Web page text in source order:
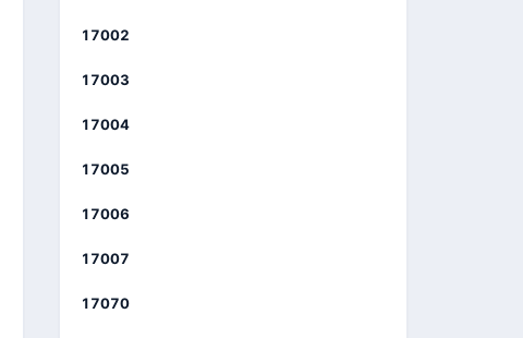
17002
17003
17004
17005
17006
17007
17070